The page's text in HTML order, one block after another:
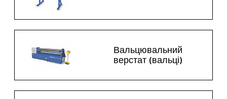
Вальцювальний
верстат (вальці)